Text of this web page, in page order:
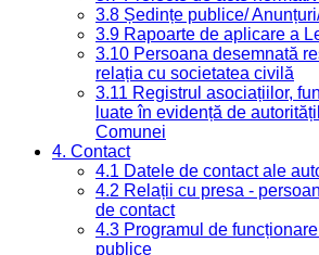
3.8 Ședințe publice/
3.9 Rapoarte de aplicare a
3.10 Persoana desemnată
relația cu societatea civilă
3.11 Registrul asociațiilor,
luate în evidență de
Comunei
4. Contact
4.1 Datele de contact ale
4.2 Relații cu presa -
de contact
4.3 Programul de
publice